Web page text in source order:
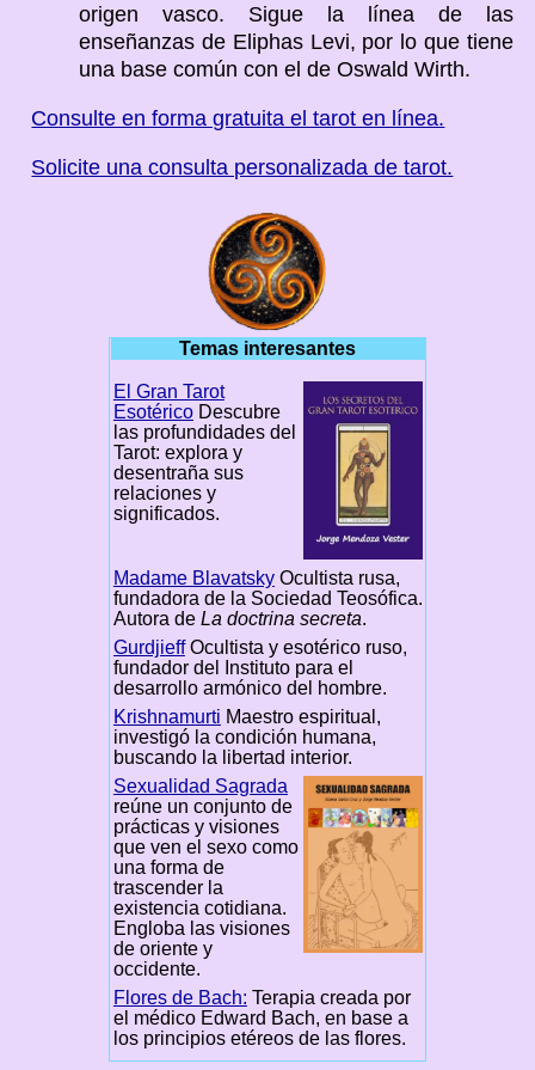
origen vasco. Sigue la línea de las
enseñanzas de Eliphas Levi, por lo que tiene
una base común con el de Oswald Wirth.
Consulte en forma gratuita el tarot en línea.
Solicite una consulta personalizada de tarot.
Temas interesantes
El Gran Tarot
EsotéricoDescubre
las profundidades del
Tarot: explora y
desentraña sus
relaciones y
significados.
Madame BlavatskyOcultista rusa,
fundadora de la Sociedad Teosófica.
Autora de La doctrina secreta.
GurdjieffOcultista y esotérico ruso,
fundador del Instituto para el
desarrollo armónico del hombre.
Krishnamurti Maestro espiritual,
investigó la condición humana,
buscando la libertad interior.
Sexualidad Sagrada
reúne un conjunto de
prácticas y visiones
que ven el sexo como
una forma de
trascender la
existencia cotidiana.
Engloba las visiones
de oriente y
occidente.
Flores de Bach: Terapia creada por
el médico Edward Bach, en base a
los principios etéreos de las flores.